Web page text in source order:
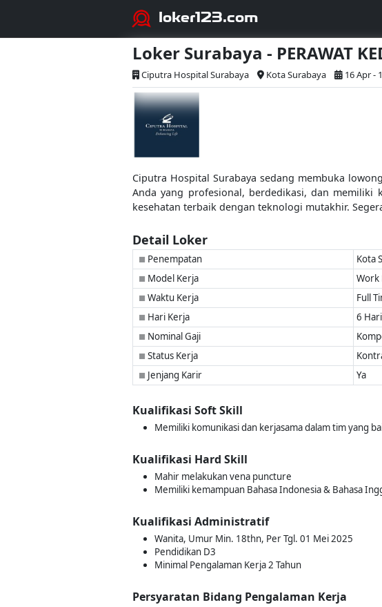
loker123.com
Loker Surabaya - PERAWAT
Ciputra Hospital Surabaya Kota Surabaya 16 Apr -
Ciputra Hospital Surabaya sedang membuka
Anda yang profesional, berdedikasi, dan memiliki
kesehatan terbaik dengan teknologi mutakhir.
Detail Loker
■ Penempatan Kota
■ Model Kerja Work
■ Waktu Kerja Full
■ Hari Kerja 6
■ Nominal Gaji
■ Status Kerja
■ Jenjang Karir Ya
Kualifikasi Soft Skill
Memiliki komunikasi dan kerjasama dalam tim yang
Kualifikasi Hard Skill
Mahir melakukan vena puncture
Memiliki kemampuan Bahasa Indonesia & Bahasa
Kualifikasi Administratif
Wanita, Umur Min. 18thn, Per Tgl. 01 Mei 2025
Pendidikan D3
Minimal Pengalaman Kerja 2 Tahun
Persyaratan Bidang Pengalaman Kerja